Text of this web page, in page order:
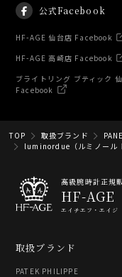
公式Facebook
HF-AGE 仙台店 Facebook
HF-AGE 高崎店 Facebook
ブライトリング ブティック
Facebook
TOP 取扱ブランド
luminordue（ルミノール
高級腕時計正規
HF-AGE
エイチエフ・エイジ
取扱ブランド
PATEK PHILIPPE